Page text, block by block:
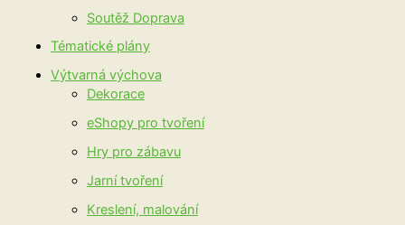
Soutěž Doprava
Tématické plány
Výtvarná výchova
Dekorace
eShopy pro tvoření
Hry pro zábavu
Jarní tvoření
Kreslení, malování